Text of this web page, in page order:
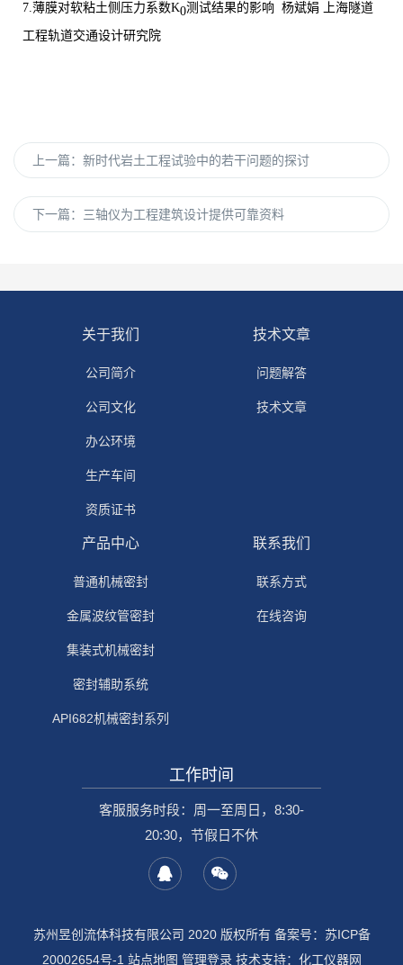
7.薄膜对软粘土侧压力系数K0测试结果的影响 杨斌娟 上海隧道
工程轨道交通设计研究院
上一篇： 新时代岩土工程试验中的若干问题的探讨
下一篇： 三轴仪为工程建筑设计提供可靠资料
关于我们
公司简介
公司文化
办公环境
生产车间
资质证书
技术文章
问题解答
技术文章
产品中心
普通机械密封
金属波纹管密封
集装式机械密封
密封辅助系统
API682机械密封系列
联系我们
联系方式
在线咨询
工作时间
客服服务时段：周一至周日，8:30-
20:30，节假日不休
苏州昱创流体科技有限公司 2020 版权所有 备案号： 苏ICP备
20002654号-1 站点地图 管理登录技术支持： 化工仪器网